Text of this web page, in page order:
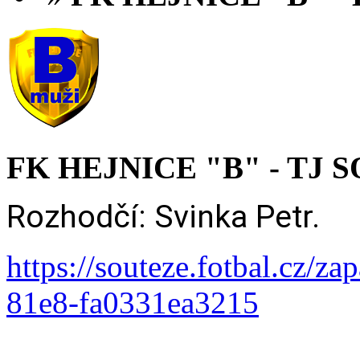
FK HEJNICE "B" - TJ
Rozhodčí: Svinka Petr.
https://souteze.fotbal.cz/
81e8-fa0331ea3215